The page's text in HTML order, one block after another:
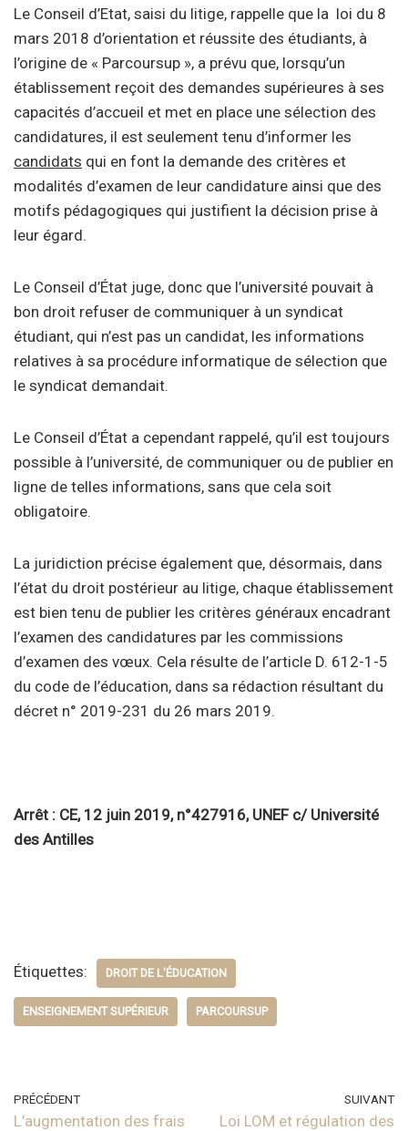
Le Conseil d’Etat, saisi du litige, rappelle que la loi du 8
mars 2018 d’orientation et réussite des étudiants, à
l’origine de « Parcoursup », a prévu que, lorsqu’un
établissement reçoit des demandes supérieures à ses
capacités d’accueil et met en place une sélection des
candidatures, il est seulement tenu d’informer les
candidats qui en font la demande des critères et
modalités d’examen de leur candidature ainsi que des
motifs pédagogiques qui justifient la décision prise à
leur égard.
Le Conseil d’État juge, donc que l’université pouvait à
bon droit refuser de communiquer à un syndicat
étudiant, qui n’est pas un candidat, les informations
relatives à sa procédure informatique de sélection que
le syndicat demandait.
Le Conseil d’État a cependant rappelé, qu’il est toujours
possible à l’université, de communiquer ou de publier en
ligne de telles informations, sans que cela soit
obligatoire.
La juridiction précise également que, désormais, dans
l’état du droit postérieur au litige, chaque établissement
est bien tenu de publier les critères généraux encadrant
l’examen des candidatures par les commissions
d’examen des vœux. Cela résulte de l’article D. 612-1-5
du code de l’éducation, dans sa rédaction résultant du
décret n° 2019-231 du 26 mars 2019.
Arrêt : CE, 12 juin 2019, n°427916, UNEF c/ Université
des Antilles
Étiquettes: DROIT DE L'ÉDUCATION
ENSEIGNEMENT SUPÉRIEUR PARCOURSUP
PRÉCÉDENT
L’augmentation des frais
SUIVANT
Loi LOM et régulation des